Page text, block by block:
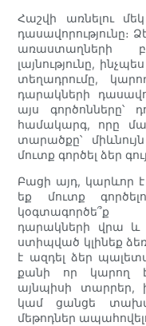
Հաշվի առնելու
դասավորությունը։
առաստաղների
լայնությունը,
տեղադրումը,
դարակների
այս գործոնները՝
համակարգ, որը
տարածքը՝
մուտք գործել ձեր
Բացի այդ, կարևոր
եք մուտք
կօգտագործե՞ք
դարակների վրա և
ստիպված կլինեք
է ազդել ձեր
քանի որ կարող է
այնպիսի տարրեր,
կամ ցանցե
մեթոդներ